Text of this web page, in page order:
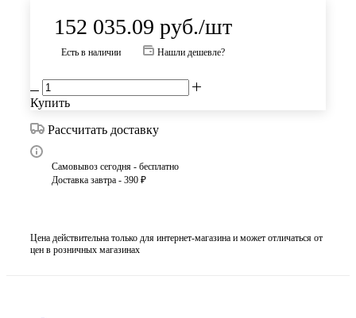
152 035.09 руб./шт
Есть в наличии Нашли дешевле?
Купить
Рассчитать доставку
Самовывоз сегодня - бесплатно
Доставка завтра - 390 ₽
Цена действительна только для интернет-магазина и может отличаться от
цен в розничных магазинах